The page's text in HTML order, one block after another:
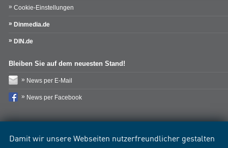
Damit wir unsere Webseiten nutzerfreundlicher gestalten
Cookie-Einstellungen
Dinmedia.de
DIN.de
Bleiben Sie auf dem neuesten Stand!
News per E-Mail
News per Facebook